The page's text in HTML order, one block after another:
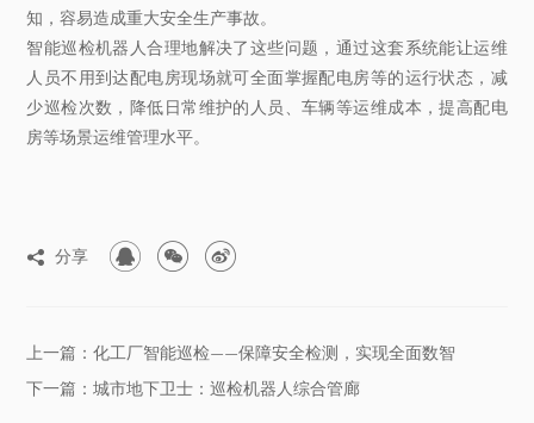
知，容易造成重大安全生产事故。
智能巡检机器人合理地解决了这些问题，通过这套系统能让运维
人员不用到达配电房现场就可全面掌握配电房等的运行状态，减
少巡检次数，降低日常维护的人员、车辆等运维成本，提高配电
房等场景运维管理水平。
 分享   
上一篇：化工厂智能巡检——保障安全检测，实现全面数智
下一篇：城市地下卫士：巡检机器人综合管廊